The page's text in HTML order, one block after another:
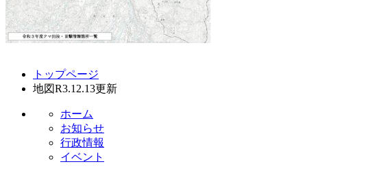
トップページ
地図R3.12.13更新
ホーム
お知らせ
行政情報
イベント